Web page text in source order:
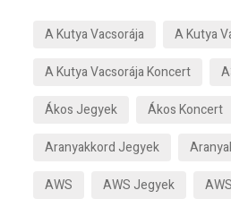
A Kutya Vacsorája
A Kutya
A Kutya Vacsorája Koncert
Ákos Jegyek
Ákos Koncert
Aranyakkord Jegyek
AWS
AWS Jegyek